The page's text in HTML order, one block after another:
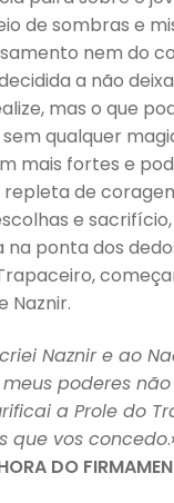
de sombras e
nem do
a não
mas o que
qualquer
mais fortes e
repleta de
e
na ponta dos
Naznir.
Naznir e ao
poderes
a Prole do
que vos concedo
DO